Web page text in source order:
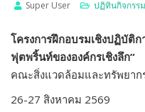
Super User ปฏิทินกิจกรรม
โครงการฝึกอบรมเชิงปฏิบัติ
ฟุตพริ้นท์ขององค์กรเชิงลึก”
คณะสิ่งแวดล้อมและทรัพยา
26-27 สิงหาคม 2569